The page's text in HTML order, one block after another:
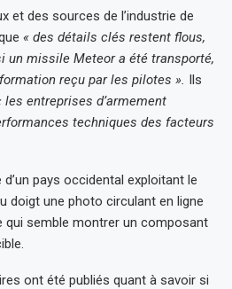
et des sources de l’industrie de
« des détails clés restent flous,
un missile Meteor a été transporté,
reçu par les pilotes ». Ils
les entreprises d’armement
techniques des facteurs
pays occidental exploitant le
doigt une photo circulant en ligne
qui semble montrer un composant
ont été publiés quant à savoir si